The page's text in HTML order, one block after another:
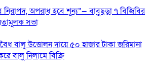
নিরাপদ, অপরাধ হবে শূন্য”— বাবুছড়া ৭ বিজিবির
সভা
বালু উত্তোলন দায়ে ৫০ হাজার টাকা জরিমানা
বালু নিলামে বিক্রি